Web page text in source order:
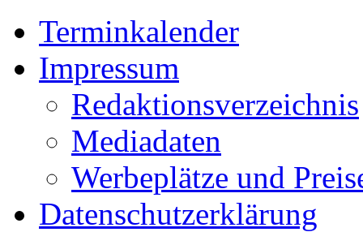
Terminkalender
Impressum
Redaktionsverzeichnis
Mediadaten
Werbeplätze und
Datenschutzerklärung